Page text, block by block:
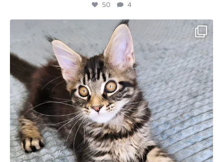
50 4
majesticmainecooncattery
Jul 3